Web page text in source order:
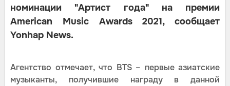
номинации "Артист года" на премии
American Music Awards 2021, сообщает
Yonhap News.
Агентство отмечает, что BTS – первые азиатские
музыканты, получившие награду в данной